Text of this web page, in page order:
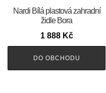
Nardi Bílá plastová zahradní
židle Bora
1 888 Kč
DO OBCHODU